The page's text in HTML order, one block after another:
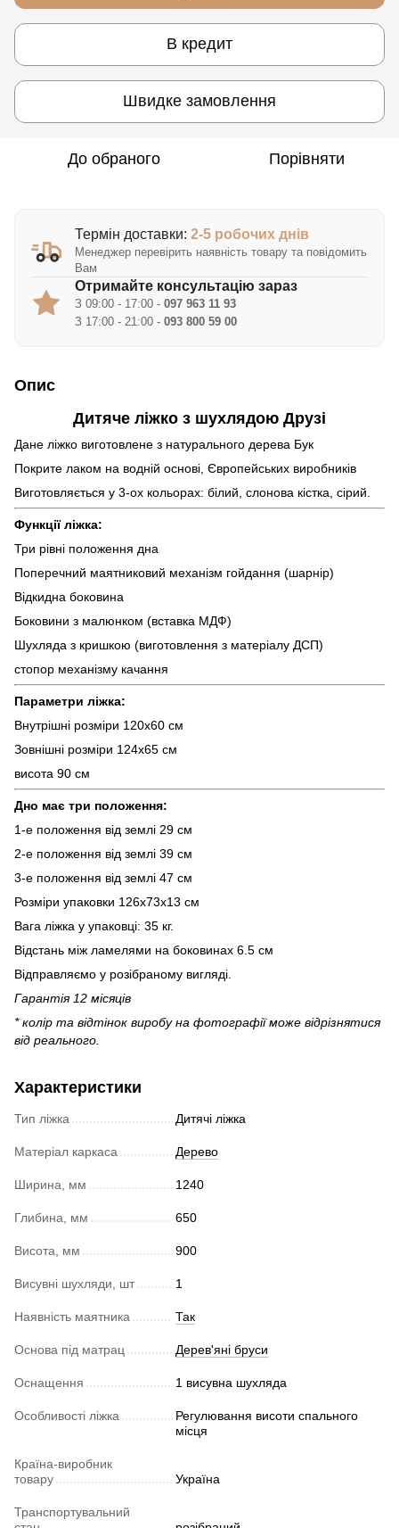
В кредит
Швидке замовлення
До обраного Порівняти
Термін доставки: 2-5 робочих днів
Менеджер перевірить наявність товару та повідомить
Вам
Отримайте консультацію зараз
З 09:00 - 17:00 - 097 963 11 93
З 17:00 - 21:00 - 093 800 59 00
Опис
Дитяче ліжко з шухлядою Друзі
Дане ліжко виготовлене з натурального дерева Бук
Покрите лаком на водній основі, Європейських виробників
Виготовляється у 3-ох кольорах: білий, слонова кістка, сірий.
Функції ліжка:
Три рівні положення дна
Поперечний маятниковий механізм гойдання (шарнір)
Відкидна боковина
Боковини з малюнком (вставка МДФ)
Шухляда з кришкою (виготовлення з матеріалу ДСП)
стопор механізму качання
Параметри ліжка:
Внутрішні розміри 120х60 см
Зовнішні розміри 124х65 см
висота 90 см
Дно має три положення:
1-е положення від землі 29 см
2-е положення від землі 39 см
3-е положення від землі 47 см
Розміри упаковки 126х73х13 см
Вага ліжка у упаковці: 35 кг.
Відстань між ламелями на боковинах 6.5 см
Відправляємо у розібраному вигляді.
Гарантія 12 місяців
* колір та відтінок виробу на фотографії може відрізнятися
від реального.
Характеристики
Тип ліжка Дитячі ліжка
Матеріал каркаса Дерево
Ширина, мм 1240
Глибина, мм 650
Висота, мм 900
Висувні шухляди, шт 1
Наявність маятника Так
Основа під матрац Дерев'яні бруси
Оснащення 1 висувна шухляда
Особливості ліжка
Регулювання висоти спального
місця
Країна-виробник
товару
Україна
Транспортувальний